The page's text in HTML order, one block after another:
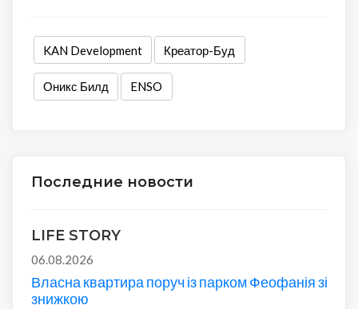
KAN Development Креатор-Буд
Оникс Билд ENSO
Последние новости
LIFE STORY
06.08.2026
Власна квартира поруч із парком Феофанія зі
знижкою